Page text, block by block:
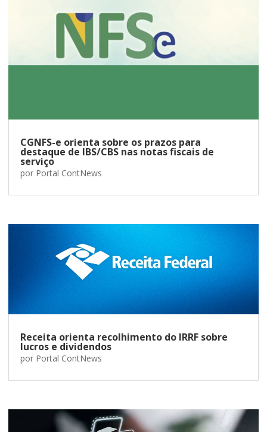
CGNFS-e orienta sobre os prazos para
destaque de IBS/CBS nas notas fiscais de
serviço
por Portal ContNews
Receita orienta recolhimento do IRRF sobre
lucros e dividendos
por Portal ContNews